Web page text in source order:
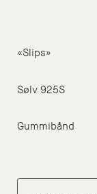
«Slips»
Sølv 925S
Gummibånd